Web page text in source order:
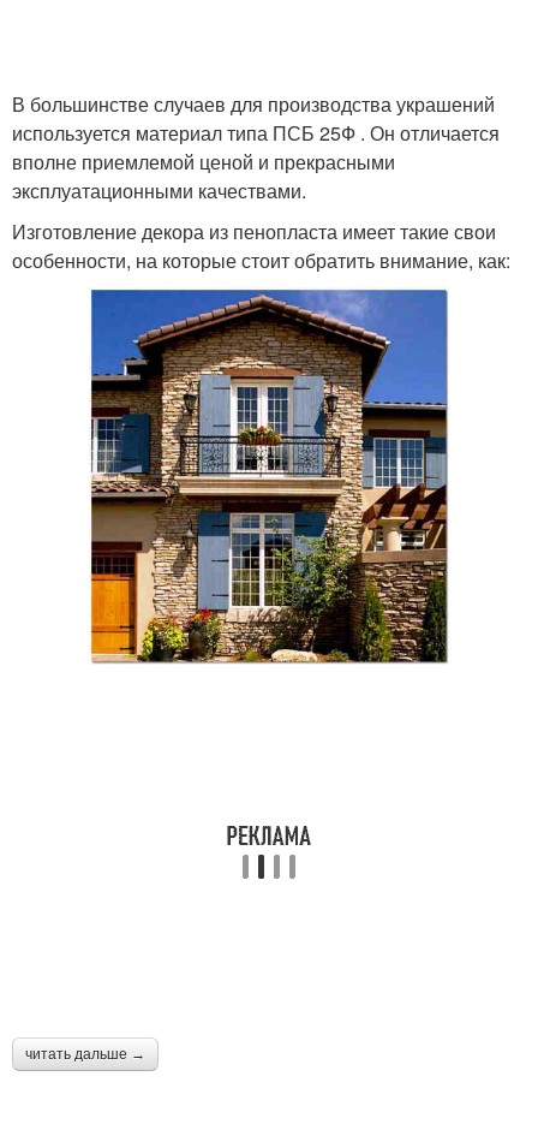
В большинстве случаев для производства украшений
используется материал типа ПСБ 25Ф . Он отличается
вполне приемлемой ценой и прекрасными
эксплуатационными качествами.
Изготовление декора из пенопласта имеет такие свои
особенности, на которые стоит обратить внимание, как:
читать дальше →